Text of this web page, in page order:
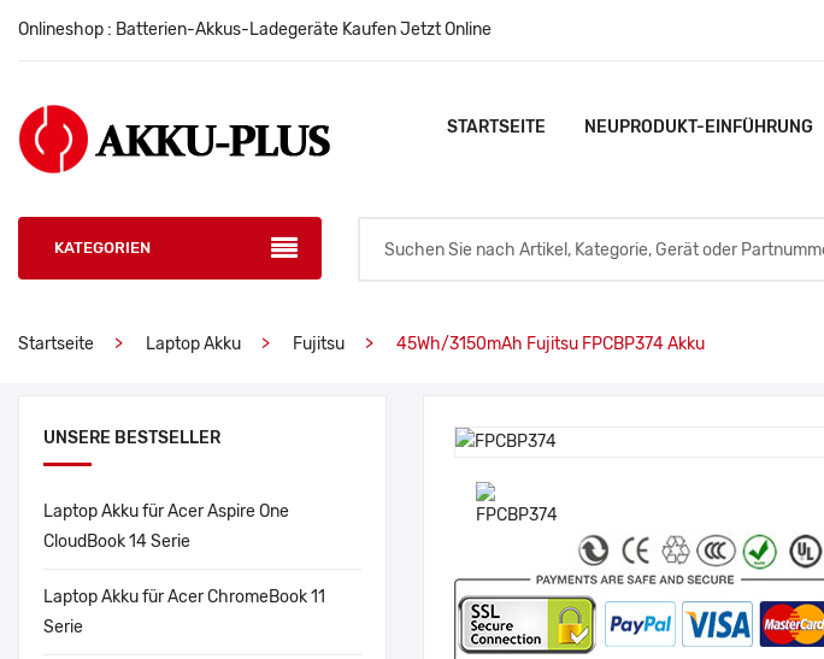
Onlineshop : Batterien-Akkus-Ladegeräte Kaufen Jetzt Online
STARTSEITE NEUPRODUKT-EINFÜHRUNG
KATEGORIEN
Startseite Laptop Akku Fujitsu 45Wh/3150mAh Fujitsu FPCBP374 Akku
UNSERE BESTSELLER
Laptop Akku für Acer Aspire One
CloudBook 14 Serie
Laptop Akku für Acer ChromeBook 11
Serie